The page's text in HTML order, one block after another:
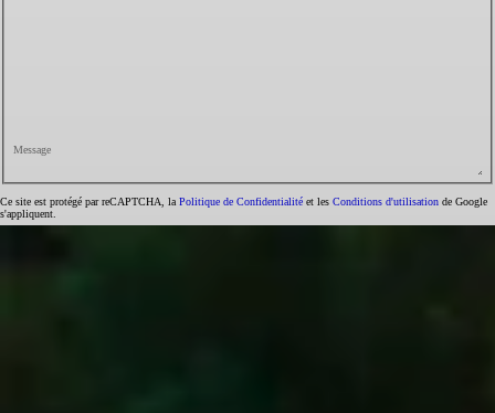
Message
Ce site est protégé par reCAPTCHA, la Politique de Confidentialité et les Conditions d'utilisation de Google
s'appliquent.